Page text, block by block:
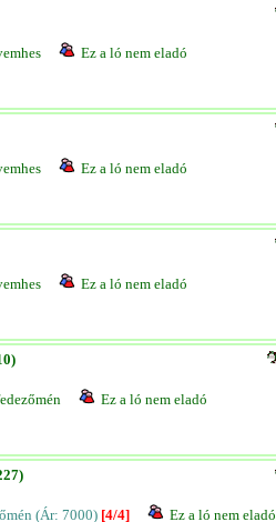
Ez a ló nem eladó
Ez a ló nem eladó
Ez a ló nem eladó
Ez a ló nem eladó
(Ár: 7000) [4/4] Ez a ló nem eladó